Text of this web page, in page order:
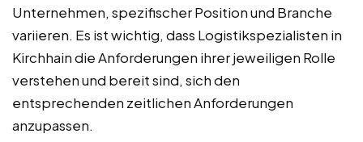
Unternehmen, spezifischer Position und Branche
variieren. Es ist wichtig, dass Logistikspezialisten in
Kirchhain die Anforderungen ihrer jeweiligen Rolle
verstehen und bereit sind, sich den
entsprechenden zeitlichen Anforderungen
anzupassen.